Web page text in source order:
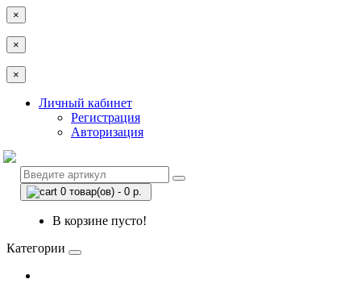
×
×
×
Личный кабинет
Регистрация
Авторизация
0 товар(ов) - 0 р.
В корзине пусто!
Категории